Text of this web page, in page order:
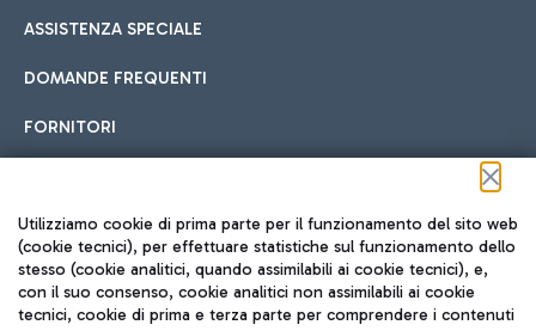
ASSISTENZA SPECIALE
DOMANDE FREQUENTI
FORNITORI
Seguici sui social
Utilizziamo cookie di prima parte per il funzionamento del sito web
(cookie tecnici), per effettuare statistiche sul funzionamento dello
stesso (cookie analitici, quando assimilabili ai cookie tecnici), e,
con il suo consenso, cookie analitici non assimilabili ai cookie
tecnici, cookie di prima e terza parte per comprendere i contenuti